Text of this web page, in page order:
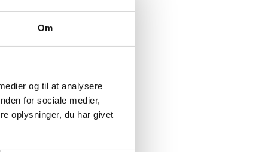
Om
og til at analysere
for sociale medier,
oplysninger, du har givet
service etc.,
DENMARK,
COHR
stain etc.,